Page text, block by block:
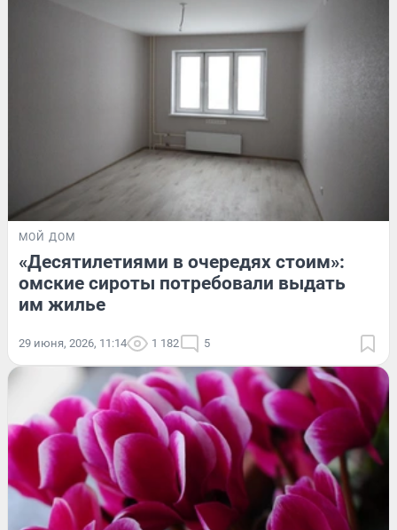
МОЙ ДОМ
«Десятилетиями в очередях стоим»:
омские сироты потребовали выдать
им жилье
29 июня, 2026, 11:14 1 182 5